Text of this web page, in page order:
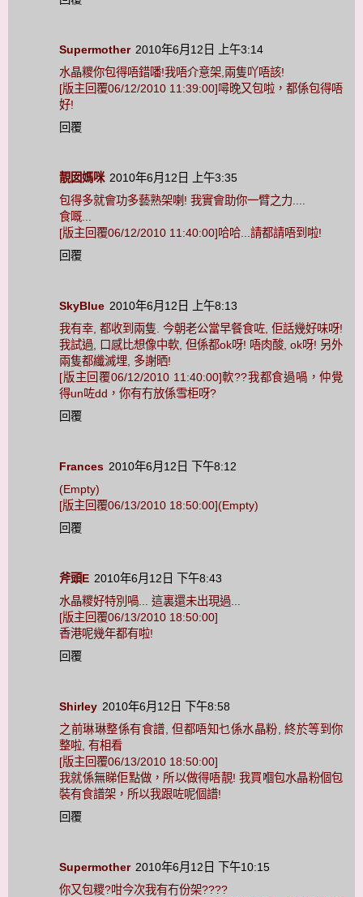
Supermother 2010年6月12日 上午3:14
水晶糭你包得唔錯噃!我唔介意架,兩隻吖唔該!
[版主回覆06/12/2010 11:39:00]噚晚又包啦，都係包得唔
好!
回覆
靚囡媽咪 2010年6月12日 上午3:35
包得多就會功多藝熟架喇! 我實會助你一臂之力....
食嘅...
[版主回覆06/12/2010 11:40:00]哈哈...請都請唔到啦!
回覆
SkyBlue 2010年6月12日 上午8:13
我有幸, 都收到兩隻. 今朝老公當早餐食咗, 佢話幾好味呀!
我試過, 口感比想像中軟, 但係都ok呀! 唔肉酸, ok呀! 另外
兩隻都纖滅埋, 多謝晒!
[版主回覆06/12/2010 11:40:00]軟??我都食過喎，仲覺
得un咗dd，你有冇放係雪柜呀?
回覆
Frances 2010年6月12日 下午8:12
(Empty)
[版主回覆06/13/2010 18:50:00](Empty)
回覆
斧頭E 2010年6月12日 下午8:43
水晶糭好特別喎... 這裏還未出現過...
[版主回覆06/13/2010 18:50:00]
香港呢幾年都有啦!
回覆
Shirley 2010年6月12日 下午8:58
之前琳琳整係有食譜, 但都唔知乜係水晶粉, 終於等到你
整啦, 有相看
[版主回覆06/13/2010 18:50:00]
我就係無睇佢點做，所以做得唔靚! 我買嗰包水晶粉個包
裝有食譜架，所以我跟咗呢個譜!
回覆
Supermother 2010年6月12日 下午10:15
你又包糭?咁今次我有冇份架????